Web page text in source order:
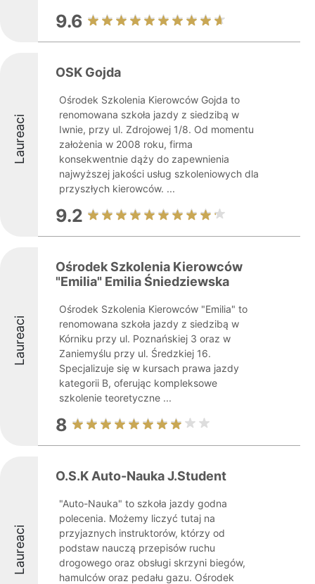
9.6
Laureaci
OSK Gojda
Ośrodek Szkolenia Kierowców Gojda to
renomowana szkoła jazdy z siedzibą w
Iwnie, przy ul. Zdrojowej 1/8. Od momentu
założenia w 2008 roku, firma
konsekwentnie dąży do zapewnienia
najwyższej jakości usług szkoleniowych dla
przyszłych kierowców. ...
9.2
Laureaci
Ośrodek Szkolenia Kierowców
"Emilia" Emilia Śniedziewska
Ośrodek Szkolenia Kierowców "Emilia" to
renomowana szkoła jazdy z siedzibą w
Kórniku przy ul. Poznańskiej 3 oraz w
Zaniemyślu przy ul. Średzkiej 16.
Specjalizuje się w kursach prawa jazdy
kategorii B, oferując kompleksowe
szkolenie teoretyczne ...
8
Laureaci
O.S.K Auto-Nauka J.Student
"Auto-Nauka" to szkoła jazdy godna
polecenia. Możemy liczyć tutaj na
przyjaznych instruktorów, którzy od
podstaw nauczą przepisów ruchu
drogowego oraz obsługi skrzyni biegów,
hamulców oraz pedału gazu. Ośrodek